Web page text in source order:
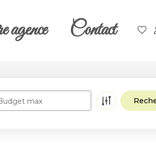
Contact
max